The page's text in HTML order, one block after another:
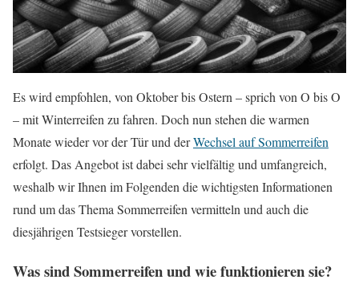
Es wird empfohlen, von Oktober bis Ostern – sprich von O bis O
– mit Winterreifen zu fahren. Doch nun stehen die warmen
Monate wieder vor der Tür und derWechsel auf Sommerreifen
erfolgt. Das Angebot ist dabei sehr vielfältig und umfangreich,
weshalb wir Ihnen im Folgenden die wichtigsten Informationen
rund um das Thema Sommerreifen vermitteln und auch die
diesjährigen Testsieger vorstellen.
Was sind Sommerreifen und wie funktionieren sie?